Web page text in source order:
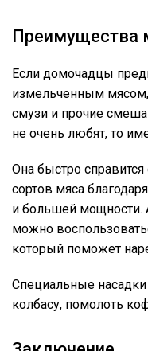
Преимущества
Если домочадцы
измельченным
смузи и прочие
не очень любят, то
Она быстро
сортов мяса
и большей мощности.
можно
который поможет
Специальные
колбасу, помолоть